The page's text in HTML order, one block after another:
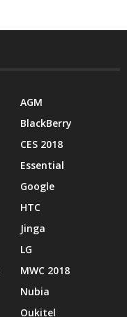
AGM
BlackBerry
CES 2018
Essential
Google
HTC
Jinga
LG
MWC 2018
Nubia
Oukitel